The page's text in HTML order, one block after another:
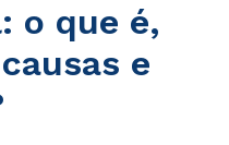
o que é,
e